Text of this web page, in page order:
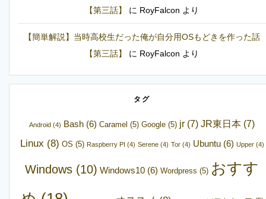
【第三話】
に RoyFalcon より
【簡単解説】当時高校生だった俺が自分用OSもどきを作った話
【第三話】
に RoyFalcon より
タグ
Android (4) Bash (6) Caramel (5) Google (5) jr (7) JR東日本 (7)
Linux (8) OS (5) Raspberry PI (4) Serene(4) Tor(4) Ubuntu(6) Upper(4)
Windows (10) Windows10 (6) Wordpress (5) おすす